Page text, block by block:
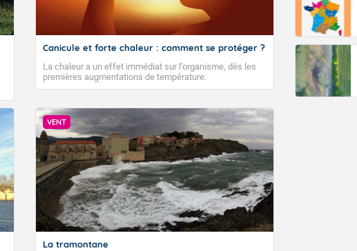
Canicule et forte chaleur : comment se protéger ?
La chaleur a un effet immédiat sur l’organisme, dès les
premières augmentations de température.
VENT
La tramontane